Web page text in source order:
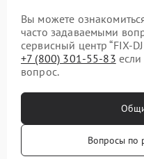
Вы можете
часто задаваемыми
сервисный центр “FIX-
+7 (800) 301-55-83
вопрос.
Вопросы по